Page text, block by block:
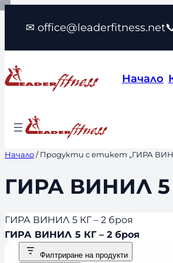
Към
съдържанието
✉ office@leaderfitness.net
Начало
Начало/ Продукти с етикет „ГИРА
ГИРА ВИНИЛ 5
ГИРА ВИНИЛ 5 КГ – 2 броя
ГИРА ВИНИЛ 5 КГ – 2 броя
Филтриране на продукти